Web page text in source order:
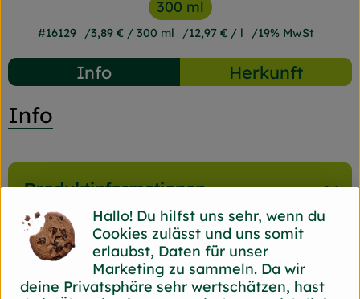
300 ml
#16129 3,89 € / 300 ml 12,97 € / l 19% MwSt
Info Herkunft
Info
Produktinformationen
Produktdatenblatt
Hallo! Du hilfst uns sehr, wenn du
Cookies zulässt und uns somit
erlaubst, Daten für unser
Marketing zu sammeln. Da wir
deine Privatsphäre sehr wertschätzen, hast